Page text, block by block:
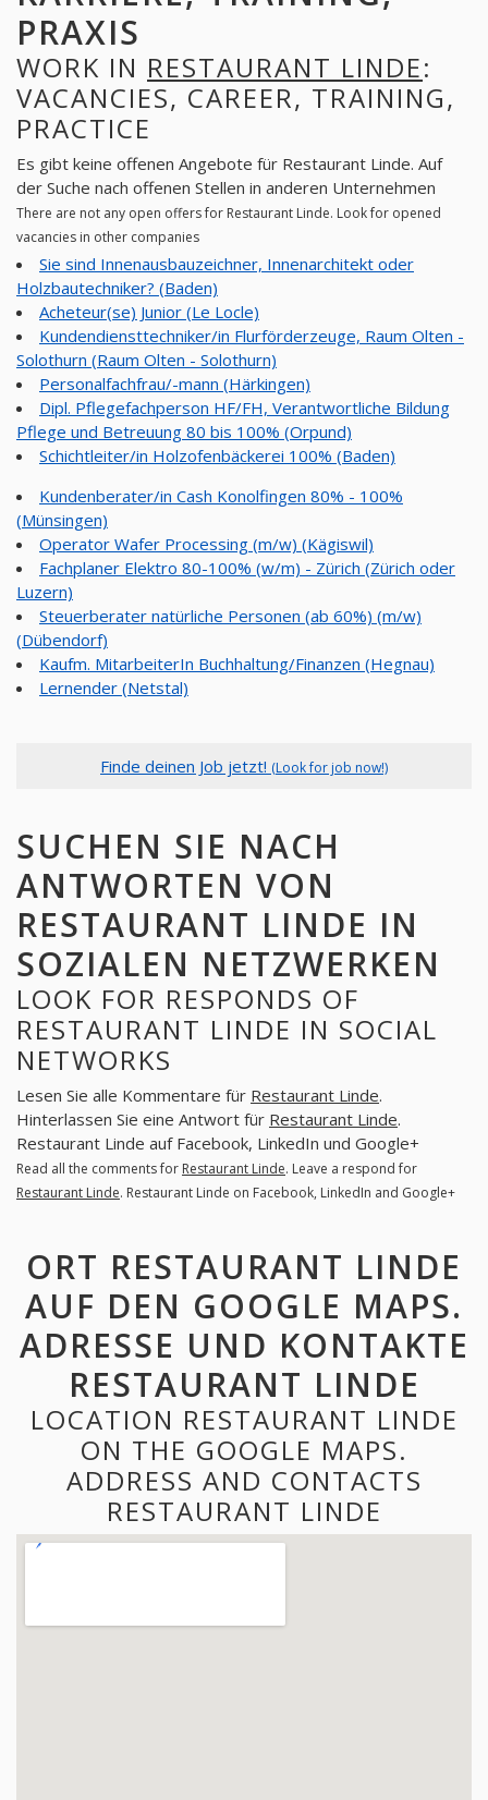
PRAXIS
WORK IN RESTAURANT LINDE:
VACANCIES, CAREER, TRAINING,
PRACTICE
Es gibt keine offenen Angebote für Restaurant Linde. Auf
der Suche nach offenen Stellen in anderen Unternehmen
There are not any open offers for Restaurant Linde. Look for opened
vacancies in other companies
Sie sind Innenausbauzeichner, Innenarchitekt oder
Holzbautechniker? (Baden)
Acheteur(se) Junior (Le Locle)
Kundendiensttechniker/in Flurförderzeuge, Raum Olten -
Solothurn (Raum Olten - Solothurn)
Personalfachfrau/-mann (Härkingen)
Dipl. Pflegefachperson HF/FH, Verantwortliche Bildung
Pflege und Betreuung 80 bis 100% (Orpund)
Schichtleiter/in Holzofenbäckerei 100% (Baden)
Kundenberater/in Cash Konolfingen 80% - 100%
(Münsingen)
Operator Wafer Processing (m/w) (Kägiswil)
Fachplaner Elektro 80-100% (w/m) - Zürich (Zürich oder
Luzern)
Steuerberater natürliche Personen (ab 60%) (m/w)
(Dübendorf)
Kaufm. MitarbeiterIn Buchhaltung/Finanzen (Hegnau)
Lernender (Netstal)
Finde deinen Job jetzt! (Look for job now!)
SUCHEN SIE NACH
ANTWORTEN VON
RESTAURANT LINDE IN
SOZIALEN NETZWERKEN
LOOK FOR RESPONDS OF
RESTAURANT LINDE IN SOCIAL
NETWORKS
Lesen Sie alle Kommentare für Restaurant Linde.
Hinterlassen Sie eine Antwort für Restaurant Linde.
Restaurant Linde auf Facebook, LinkedIn und Google+
Read all the comments for Restaurant Linde. Leave a respond for
Restaurant Linde. Restaurant Linde on Facebook, LinkedIn and Google+
ORT RESTAURANT LINDE
AUF DEN GOOGLE MAPS.
ADRESSE UND KONTAKTE
RESTAURANT LINDE
LOCATION RESTAURANT LINDE
ON THE GOOGLE MAPS.
ADDRESS AND CONTACTS
RESTAURANT LINDE